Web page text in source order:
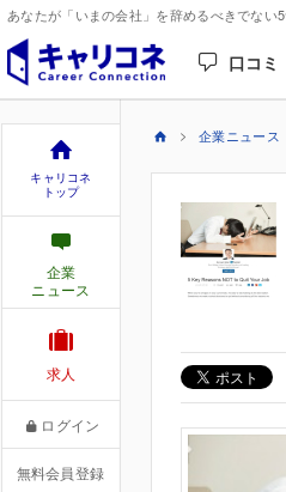
あなたが「いまの会社」を辞めるべきでない
口コミ
キャリコネ
トップ
企業
ニュース
求人
ログイン
無料会員登録
企業ニュース